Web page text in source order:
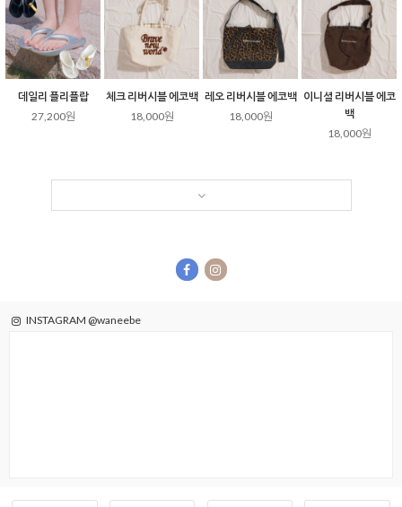
데일리 플리플랍
27,200원
체크 리버시블 에코백
18,000원
레오 리버시블 에코백
18,000원
이니셜 리버시블 에코
백
18,000원
INSTAGRAM @waneebe